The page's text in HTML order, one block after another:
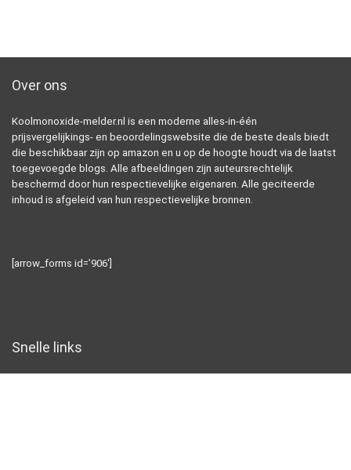
Over ons
Koolmonoxide-melder.nl is een moderne alles-in-één
prijsvergelijkings- en beoordelingswebsite die de beste deals biedt
die beschikbaar zijn op amazon en u op de hoogte houdt via de laatst
toegevoegde blogs. Alle afbeeldingen zijn auteursrechtelijk
beschermd door hun respectievelijke eigenaren. Alle geciteerde
inhoud is afgeleid van hun respectievelijke bronnen.
[arrow_forms id=’906′]
Snelle links